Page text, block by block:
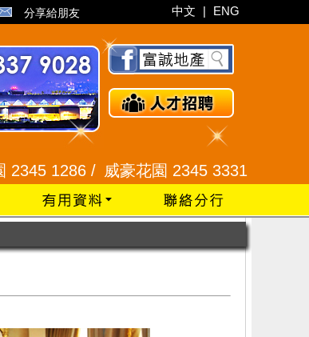
分享給朋友 中文 | ENG
威豪花園 2345 3331 /星河明居、悅庭軒